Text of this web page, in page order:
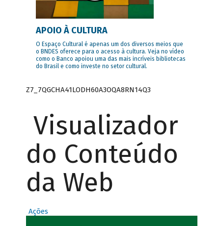
APOIO À CULTURA
O Espaço Cultural é apenas um dos diversos meios que
o BNDES oferece para o acesso à cultura. Veja no vídeo
como o Banco apoiou uma das mais incríveis bibliotecas
do Brasil e como investe no setor cultural.
Z7_7QGCHA41LODH60A3OQA8RN14Q3
Visualizador
do Conteúdo
da Web
Ações